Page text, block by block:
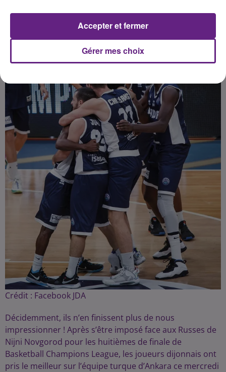
Crédit : Facebook JDA
Décidemment, ils n’en finissent plus de nous
impressionner ! Après s’être imposé face aux Russes de
Nijni Novgorod pour les huitièmes de finale de
Basketball Champions League, les joueurs dijonnais ont
pris le meilleur sur l’équipe turque d’Ankara ce mercredi
Gérer mes choix
Accepter et fermer